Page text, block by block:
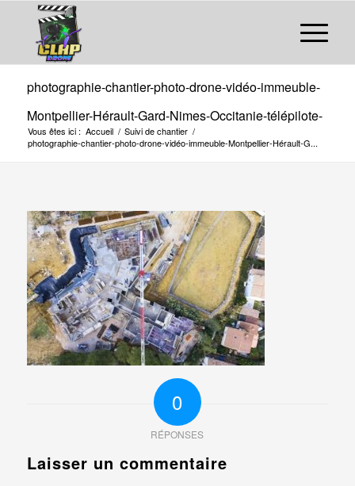
photographie-chantier-photo-drone-vidéo-immeuble-
Montpellier-Hérault-Gard-Nimes-Occitanie-télépilote-
Vous êtes ici : Accueil / Suivi de chantier /
photographie-chantier-photo-drone-vidéo-immeuble-Montpellier-Hérault-G...
0
RÉPONSES
Laisser un commentaire